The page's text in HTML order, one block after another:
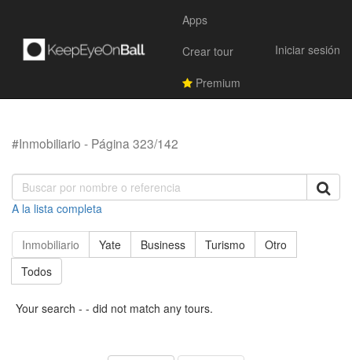
Apps
Crear tour
Premium
Iniciar sesión
#Inmobiliario - Página 323/142
A la lista completa
Inmobiliario Yate Business Turismo
Otro
Todos
Your search - - did not match any tours.